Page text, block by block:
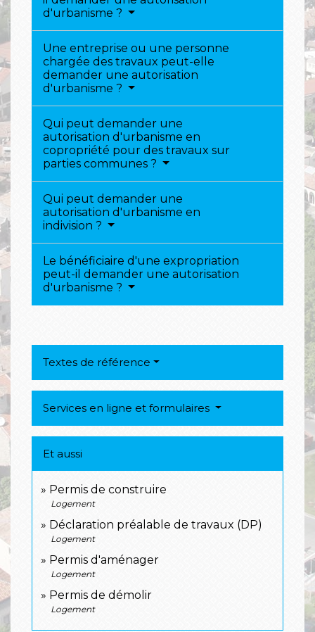
d'urbanisme ?
Une entreprise ou une personne
chargée des travaux peut-elle
demander une autorisation
d'urbanisme ?
Qui peut demander une
autorisation d'urbanisme en
copropriété pour des travaux sur
parties communes ?
Qui peut demander une
autorisation d'urbanisme en
indivision ?
Le bénéficiaire d'une expropriation
peut-il demander une autorisation
d'urbanisme ?
Textes de référence
Services en ligne et formulaires
Et aussi
Permis de construire
Logement
Déclaration préalable de travaux (DP)
Logement
Permis d'aménager
Logement
Permis de démolir
Logement